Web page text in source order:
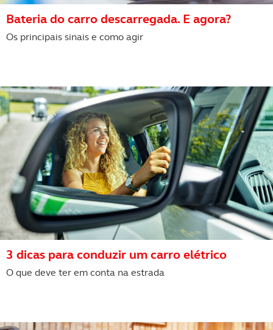
Bateria do carro descarregada. E agora?
Os principais sinais e como agir
3 dicas para conduzir um carro elétrico
O que deve ter em conta na estrada